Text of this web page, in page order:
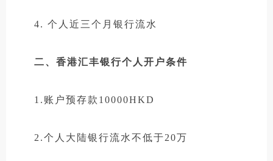
4. 个人近三个月银行流水
二、香港汇丰银行个人开户条件
1.账户预存款10000HKD
2.个人大陆银行流水不低于20万